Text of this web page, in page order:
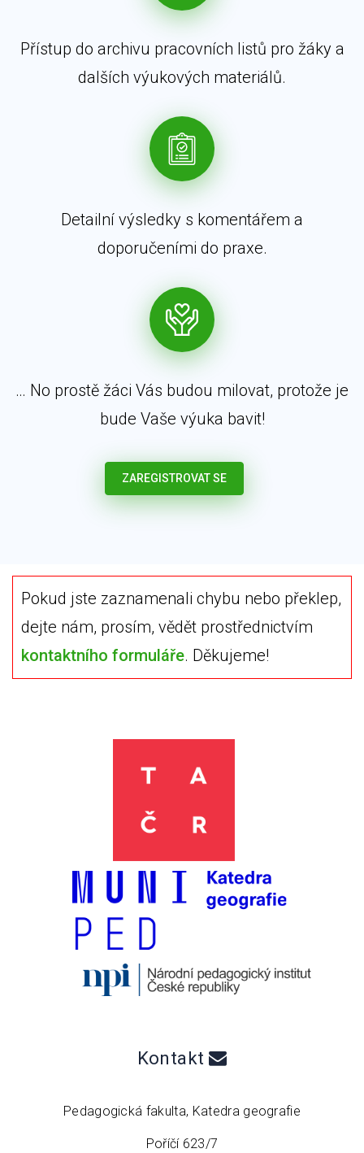
Přístup do archivu pracovních listů pro žáky a
dalších výukových materiálů.
Detailní výsledky s komentářem a
doporučeními do praxe.
… No prostě žáci Vás budou milovat, protože je
bude Vaše výuka bavit!
ZAREGISTROVAT SE
Pokud jste zaznamenali chybu nebo překlep,
dejte nám, prosím, vědět prostřednictvím
kontaktního formuláře. Děkujeme!
Kontakt
Pedagogická fakulta, Katedra geografie
Poříčí 623/7